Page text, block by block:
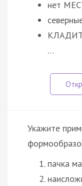
нет
…
Укажите
пачка